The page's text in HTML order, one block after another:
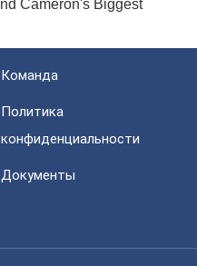
Команда
Политика
конфиденциальности
Документы